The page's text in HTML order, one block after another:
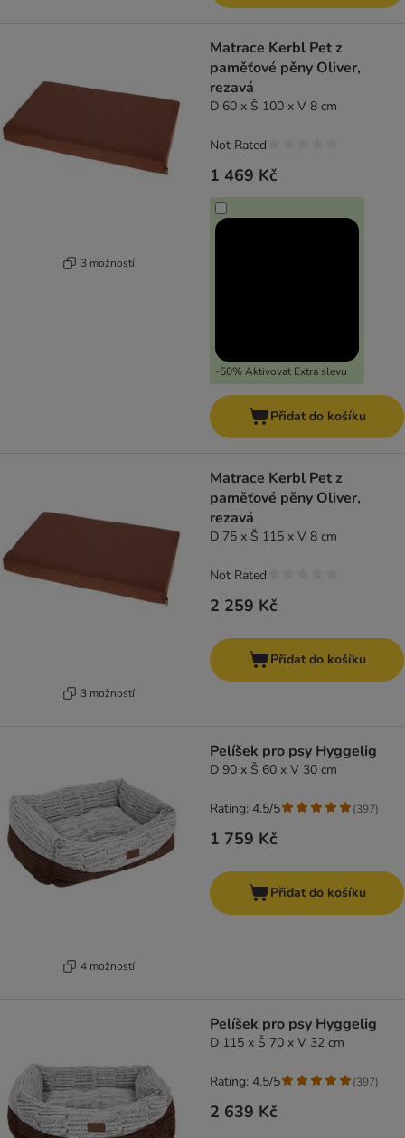
3 možností
Matrace Kerbl Pet z
paměťové pěny Oliver,
rezavá
D 60 x Š 100 x V 8 cm
1 469 Kč
-50% Aktivovat Extra slevu
Not Rated
Přidat do košíku
3 možností
Matrace Kerbl Pet z
paměťové pěny Oliver,
rezavá
D 75 x Š 115 x V 8 cm
2 259 Kč
Not Rated
Přidat do košíku
4 možností
Pelíšek pro psy Hyggelig
D 90 x Š 60 x V 30 cm
1 759 Kč
Rating: 4.5/5 (397)
Přidat do košíku
Pelíšek pro psy Hyggelig
D 115 x Š 70 x V 32 cm
2 639 Kč
Rating: 4.5/5 (397)